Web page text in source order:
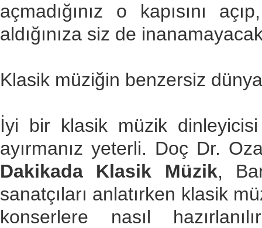
açmadığınız o kapısını
aldığınıza siz de
Klasik müziğin benzersiz
İyi bir klasik müzik
ayırmanız yeterli. Doç Dr.
Dakikada Klasik Müzik,
sanatçıları anlatırken klasik
konserlere nasıl